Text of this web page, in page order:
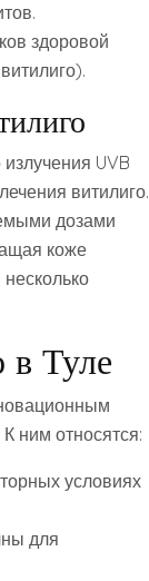
здоровой
UVB
витилиго.
дозами
коже
в Туле
ним относятся:
условиях
для